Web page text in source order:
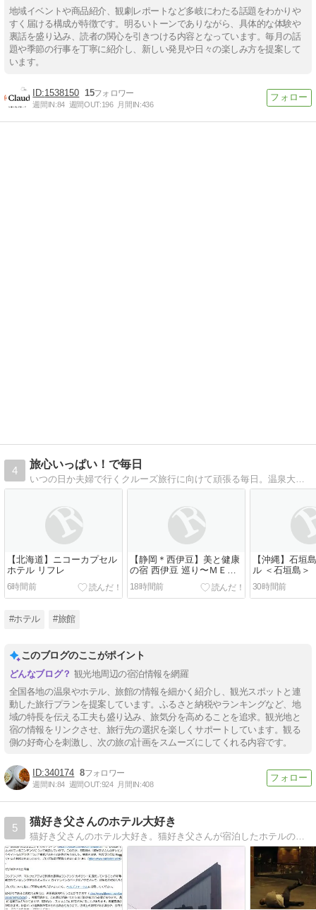
地域イベントや商品紹介、観劇レポートなど多岐にわたる話題をわかりや
すく届ける構成が特徴です。明るいトーンでありながら、具体的な体験や
裏話を盛り込み、読者の関心を引きつける内容となっています。毎月の話
題や季節の行事を丁寧に紹介し、新しい発見や日々の楽しみ方を提案して
います。
1538150 15
週間IN:84 週間OUT:196 月間IN:436
4
旅心いっぱい！で毎日
いつの日か夫婦で行くクルーズ旅行に向けて頑張る毎日。温泉大好き！全国のお宿を紹介します！
【北海道】ニコーカプセル
ホテル リフレ
6時間前
【静岡＊西伊豆】美と健康
の宿 西伊豆 巡り〜ＭＥＧ
ＵＲＩ〜
18時間前
【沖縄】石垣
ル ＜石垣島＞
30時間前
#ホテル #旅館
このブログのここがポイント
観光地周辺の宿泊情報を網羅
全国各地の温泉やホテル、旅館の情報を細かく紹介し、観光スポットと連
動した旅行プランを提案しています。ふるさと納税やランキングなど、地
域の特長を伝える工夫も盛り込み、旅気分を高めることを追求。観光地と
宿の情報をリンクさせ、旅行先の選択を楽しくサポートしています。観る
側の好奇心を刺激し、次の旅の計画をスムーズにしてくれる内容です。
340174 8
週間IN:84 週間OUT:924 月間IN:408
5
猫好き父さんのホテル大好き
猫好き父さんのホテル大好き。猫好き父さんが宿泊したホテルの情報を徒然なるままに書いていきます。